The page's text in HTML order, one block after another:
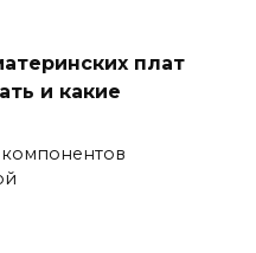
плат
и какие